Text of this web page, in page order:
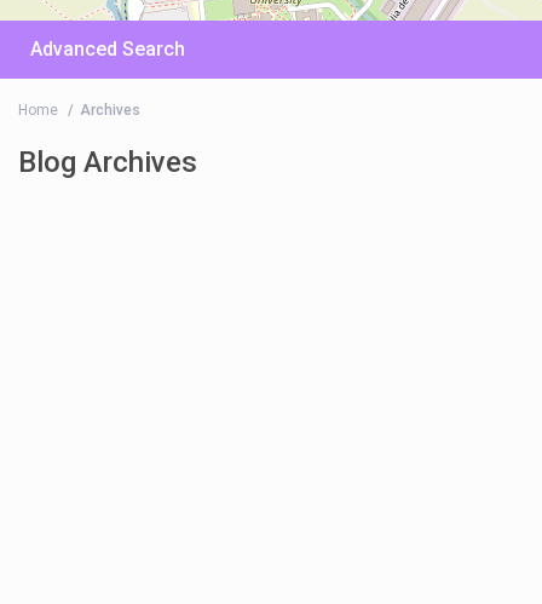
Advanced Search
Home Archives
Blog Archives